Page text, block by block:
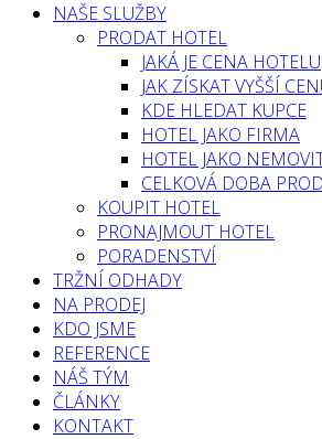
NAŠE SLUŽBY
PRODAT HOTEL
JAKÁ JE CENA HOTELU
JAK ZÍSKAT VYŠŠÍ
KDE HLEDAT KUPCE
HOTEL JAKO FIRMA
HOTEL JAKO
CELKOVÁ DOBA
KOUPIT HOTEL
PRONAJMOUT HOTEL
PORADENSTVÍ
TRŽNÍ ODHADY
NA PRODEJ
KDO JSME
REFERENCE
NÁŠ TÝM
ČLÁNKY
KONTAKT